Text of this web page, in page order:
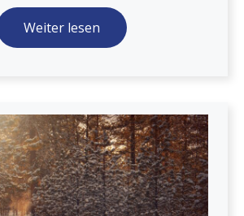
Weiter lesen